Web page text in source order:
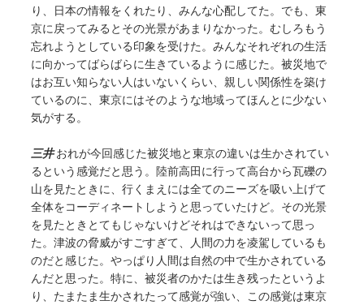
り、日本の情報をくれたり、みんな心配してた。でも、東
京に戻ってみるとその光景があまりなかった。むしろもう
忘れようとしている印象を受けた。みんなそれぞれの生活
に向かってばらばらに生きているように感じた。被災地で
はお互い知らない人はいないくらい、親しい関係性を築け
ているのに、東京にはそのような地域ってほんとに少ない
気がする。
三井 おれが今回感じた被災地と東京の違いは生かされてい
るという感覚だと思う。陸前高田に行って高台から瓦礫の
山を見たときに、行くまえには全てのニーズを吸い上げて
全体をコーディネートしようと思っていたけど。その光景
を見たときとてもじゃないけどそれはできないって思っ
た。津波の脅威がすごすぎて、人間の力を凌駕しているも
のだと感じた。やっぱり人間は自然の中で生かされている
んだと思った。特に、被災者のかたは生き残ったというよ
り、たまたま生かされたって感覚が強い、この感覚は東京